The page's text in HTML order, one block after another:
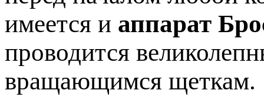
имеется и аппарат
проводится
вращающимся щеткам.